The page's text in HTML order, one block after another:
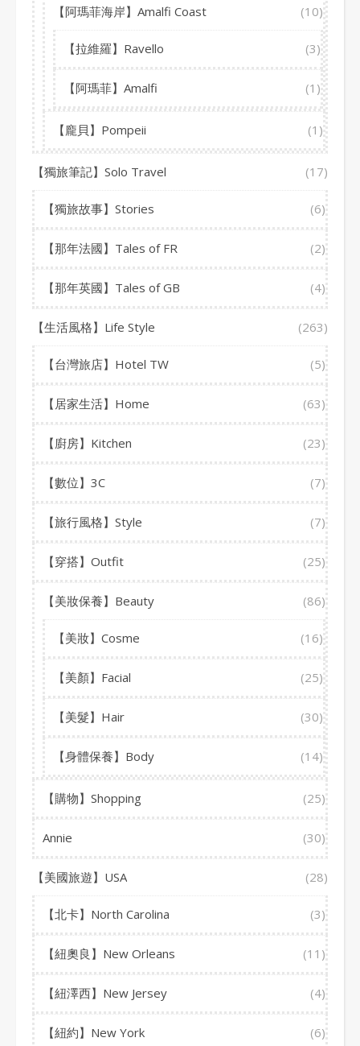
【阿瑪菲海岸】Amalfi Coast (10)
【拉維羅】Ravello (3)
【阿瑪菲】Amalfi (1)
【龐貝】Pompeii (1)
【獨旅筆記】Solo Travel (17)
【獨旅故事】Stories (6)
【那年法國】Tales of FR (2)
【那年英國】Tales of GB (4)
【生活風格】Life Style (263)
【台灣旅店】Hotel TW (5)
【居家生活】Home (63)
【廚房】Kitchen (23)
【數位】3C (7)
【旅行風格】Style (7)
【穿搭】Outfit (25)
【美妝保養】Beauty (86)
【美妝】Cosme (16)
【美顏】Facial (25)
【美髮】Hair (30)
【身體保養】Body (14)
【購物】Shopping (25)
Annie (30)
【美國旅遊】USA (28)
【北卡】North Carolina (3)
【紐奧良】New Orleans (11)
【紐澤西】New Jersey (4)
【紐約】New York (6)